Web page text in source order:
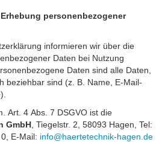
personenbezogener
informieren wir über die
Daten bei Nutzung
Daten sind alle Daten,
beziehbar sind (z. B. Name, E-Mail-
Art. 4 Abs. 7 DSGVO ist die
GmbH , Tiegelstr. 2, 58093 Hagen, Tel:
E-Mail: info@haertetechnik-hagen.de